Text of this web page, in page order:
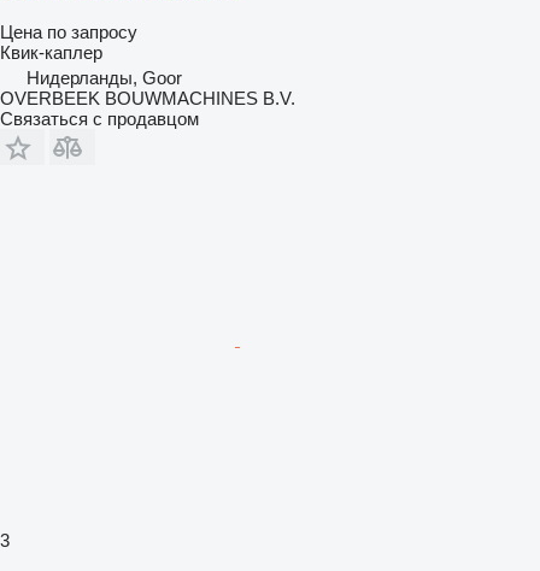
Цена по запросу
Квик-каплер
Нидерланды, Goor
OVERBEEK BOUWMACHINES B.V.
Связаться с продавцом
3